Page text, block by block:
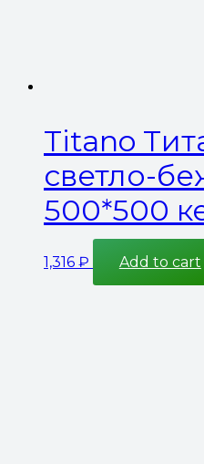
Titano
светло-
500*500
1,316 ₽ Add to cart